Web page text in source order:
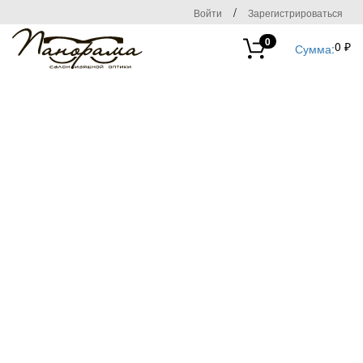
Войти / Зарегистрироваться
0 Сумма:0 ₽